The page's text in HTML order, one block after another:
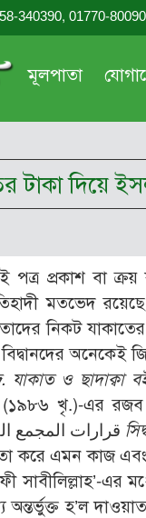
340390, 01770-
মূলপাতা
টাকা দিয়ে
পত্র প্রকাশ বা
মতভেদ
নিকট যাকাতের
অনেকেই
যাকাত ও
খৃ.)-এর রজব
এমন কাজ এবং
সাবীলিল্লাহ’-এর
হ’ল